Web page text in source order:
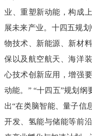
业、重塑新动能，构成
展未来产业。十四五规
物技术、新能源、新材
保以及航空航天、海洋
心技术创新应用，增强
动能。” “十四五”规划纲
出“在类脑智能、量子信
开发、氢能与储能等前